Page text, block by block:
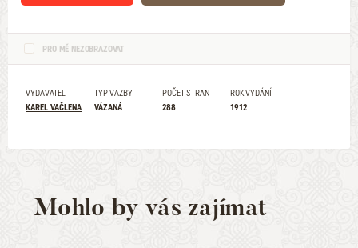
PRO MĚ NEZOBRAZOVAT
VYDAVATEL
KAREL VAČLENA
TYP VAZBY
VÁZANÁ
POČET STRAN
288
ROK VYDÁNÍ
1912
Mohlo by vás zajímat